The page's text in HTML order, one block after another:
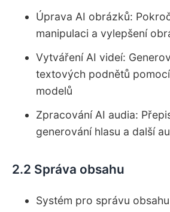
8.3.
Práva uživatele
Dostupnost a výkon služby
Změny služby
10.1.
Prohlášení o službě
10.2.
11. Ukončení
11.1.
Ukončení uživatelem
Úprava AI obrázků:
manipulaci a vylepšení
Vytváření AI videí:
textových podnětů
modelů
Zpracování AI audia:
generování hlasu a další
2.2 Správa obsahu
Systém pro správu